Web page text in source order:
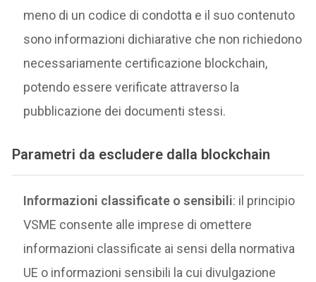
meno di un codice di condotta e il suo contenuto
sono informazioni dichiarative che non richiedono
necessariamente certificazione blockchain,
potendo essere verificate attraverso la
pubblicazione dei documenti stessi.
Parametri da escludere dalla blockchain
Informazioni classificate o sensibili: il principio
VSME consente alle imprese di omettere
informazioni classificate ai sensi della normativa
UE o informazioni sensibili la cui divulgazione